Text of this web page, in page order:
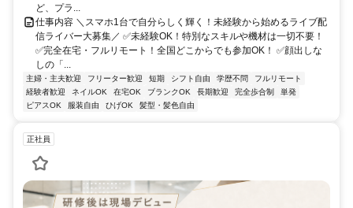
ど、プラ...
仕事内容 ＼スマホ1台で自分らしく輝く！未経験から始めるライブ配
信ライバー大募集／ ✅未経験OK！特別なスキルや機材は一切不要！
✅完全在宅・フルリモート！全国どこからでも参加OK！ ✅顔出しな
しの「...
主婦・主夫歓迎 フリーター歓迎 短期 シフト自由 学歴不問
フルリモート
経験者歓迎
ネイルOK 在宅OK ブランクOK 長期歓迎 完全歩合制
単発
ピアスOK
服装自由 ひげOK 髪型・髪色自由
正社員